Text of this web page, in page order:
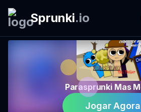
Sprunki.io
Parasprunki Mas
Jogar Agora